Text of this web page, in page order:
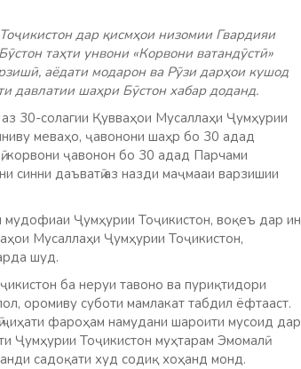
дар қисмҳои низомии Гвардияи
таҳти унвони «Корвони ватандӯстӣ»
аёдати модарон ва Рӯзи дарҳои кушод
давлатии шаҳри Бӯстон хабар доданд.
30-солагии Қувваҳои Мусаллаҳи Ҷумҳурии
меваҳо, ҷавонони шаҳр бо 30 адад
корвони ҷавонон бо 30 адад Парчами
синни даъватӣ аз назди маҷмааи варзишии
мудофиаи Ҷумҳурии Тоҷикистон, воқеъ дар ин
Мусаллаҳи Ҷумҳурии Тоҷикистон,
шуд.
ба неруи тавоно ва пуриқтидори
оромиву суботи мамлакат табдил ёфтааст.
фароҳам намудани шароити мусоид дар
Тоҷикистон муҳтарам Эмомалӣ
садоқати худ содиқ хоҳанд монд.